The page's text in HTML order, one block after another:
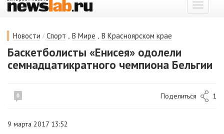
Показать
меню
Новости / Спорт , В Мире , В Красноярском крае
Баскетболисты «Енисея» одолели
семнадцатикратного чемпиона Бельгии
0 Поделиться 1
9 марта 2017 13:52